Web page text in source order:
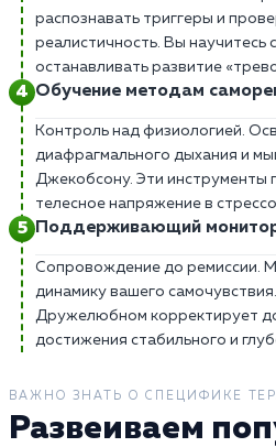
распознавать триггеры и
реалистичность. Вы научитесь
останавливать развитие
Обучение методам
Контроль над физиологией.
диафрагмального дыхания и
Джекобсону. Эти инструменты
телесное напряжение в
Поддерживающий
Сопровождение до ремиссии.
динамику вашего
Дружелюбном корректирует
достижения стабильного и
ВАЖНО ЗНАТЬ О СПЕЦИФИКЕ
Развеиваем